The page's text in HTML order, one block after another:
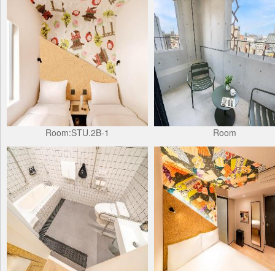
Room:STU.2B-1 Room